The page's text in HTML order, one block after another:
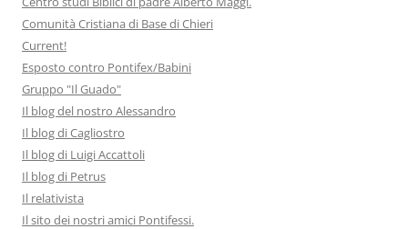
Comunità Cristiana di Base di Chieri
Current!
Esposto contro Pontifex/Babini
Gruppo "Il Guado"
Il blog del nostro Alessandro
Il blog di Cagliostro
Il blog di Luigi Accattoli
Il blog di Petrus
Il relativista
Il sito dei nostri amici Pontifessi.